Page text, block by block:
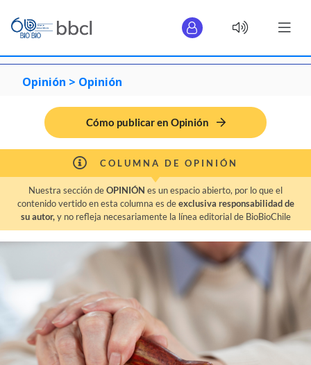
Opinión > Opinión
Cómo publicar en Opinión
COLUMNA DE OPINIÓN
Nuestra sección deOPINIÓN es un espacio abierto, por lo que el
contenido vertido en esta columna es deexclusiva responsabilidad de
su autor,y no refleja necesariamente la línea editorial de BioBioChile